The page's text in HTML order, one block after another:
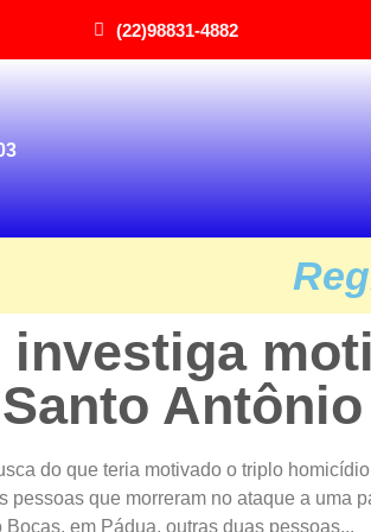
(22)98831-4882
do que teria motivado o triplo
pessoas que morreram no ataque a uma
em Pádua, outras duas pessoas...